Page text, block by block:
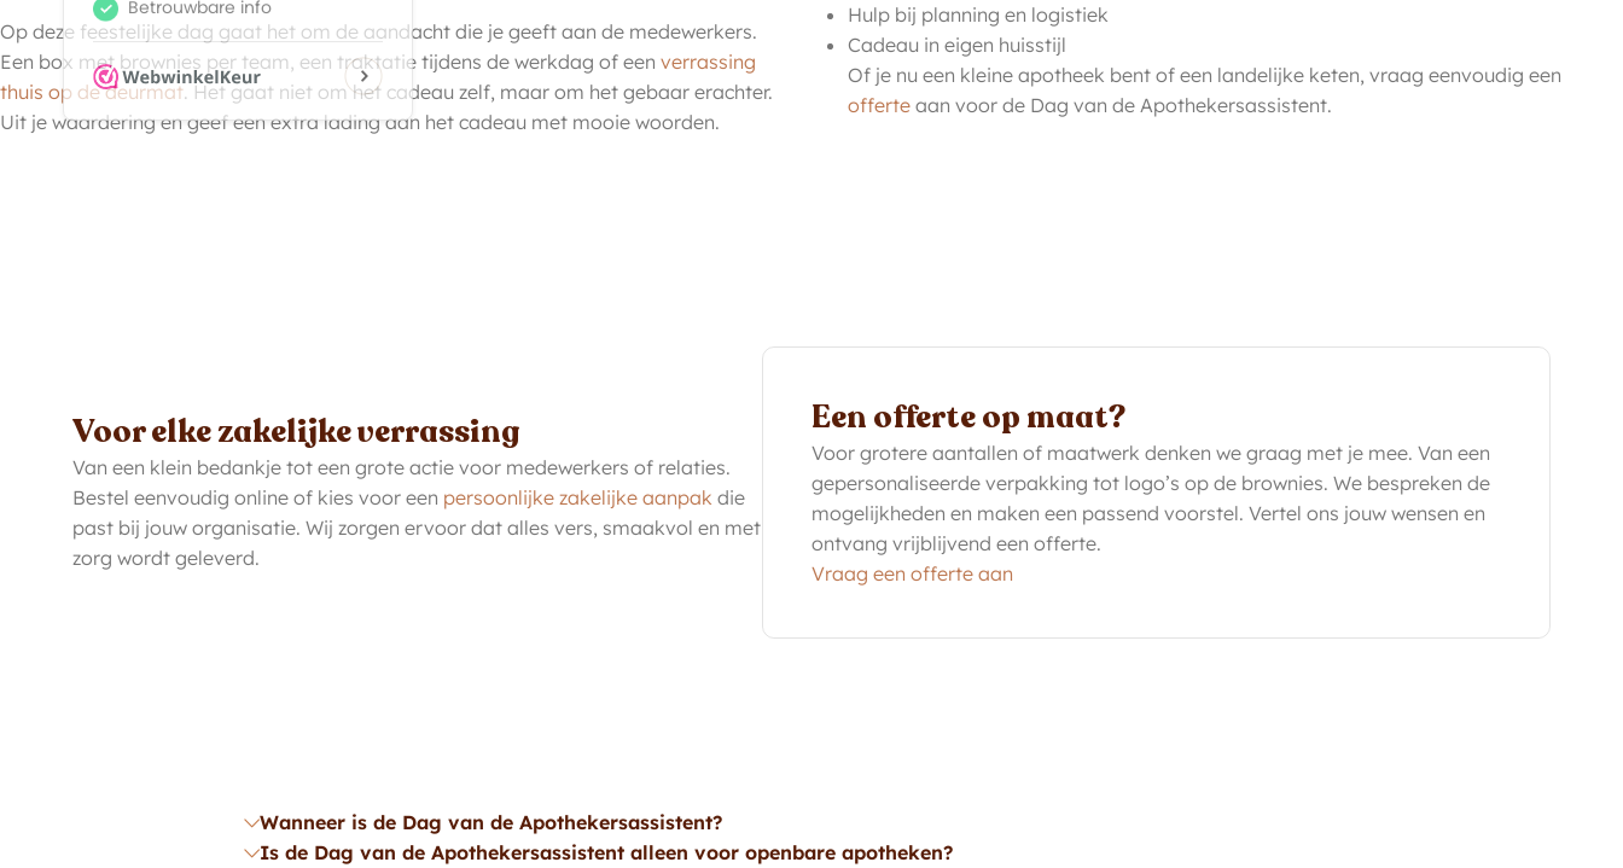
Op deze feestelijke dag gaat het om de aandacht die je geeft aan de medewerkers.
Een box met brownies per team, een traktatie tijdens de werkdag of een verrassing
thuis op de deurmat. Het gaat niet om het cadeau zelf, maar om het gebaar erachter.
Uit je waardering en geef een extra lading aan het cadeau met mooie woorden.
Hulp bij planning en logistiek
Cadeau in eigen huisstijl
Of je nu een kleine apotheek bent of een landelijke keten, vraag eenvoudig een
offerteaan voor de Dag van de Apothekersassistent.
Voor elke zakelijke verrassing
Van een klein bedankje tot een grote actie voor medewerkers of relaties.
Bestel eenvoudig online of kies voor een persoonlijke zakelijke aanpak die
past bij jouw organisatie. Wij zorgen ervoor dat alles vers, smaakvol en met
zorg wordt geleverd.
Een offerte op maat?
Voor grotere aantallen of maatwerk denken we graag met je mee. Van een
gepersonaliseerde verpakking tot logo’s op de brownies. We bespreken de
mogelijkheden en maken een passend voorstel. Vertel ons jouw wensen en
ontvang vrijblijvend een offerte.
Vraag een offerte aan
Wanneer is de Dag van de Apothekersassistent?
Is de Dag van de Apothekersassistent alleen voor openbare apotheken?